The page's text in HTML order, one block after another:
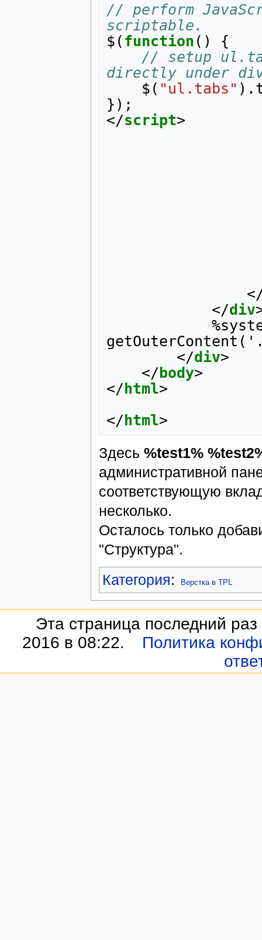
// perform
scriptable.
$ ( function ()
{
// setup
directly under
$ ( "ul.tabs" ).
});
</script>
</div
			%system
</div>
</ body>
</ html>
</ html>
Здесь %test1%
административной
соответствующую
несколько.
Осталось только
"Структура".
Категория: Верстка в TPL
Эта страница последний
2016 в 08:22.
Политика